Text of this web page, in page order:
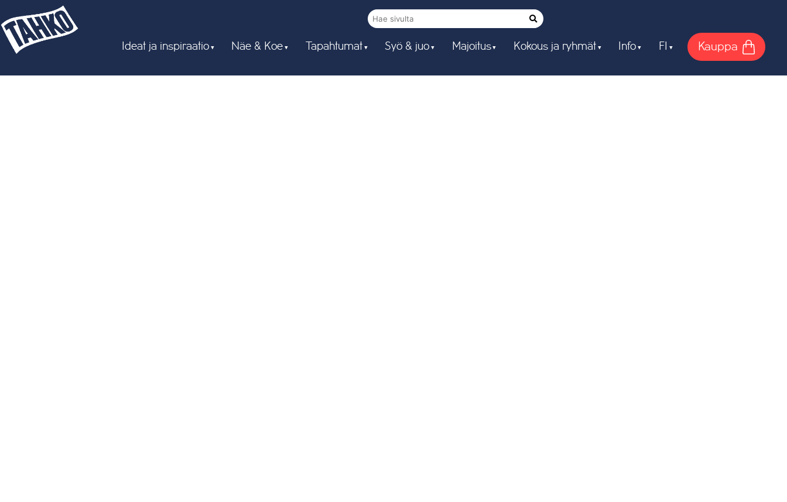
Ideat ja inspiraatio Näe & Koe Tapahtumat Syö & juo Majoitus Kokous ja ryhmät Info FI Kauppa